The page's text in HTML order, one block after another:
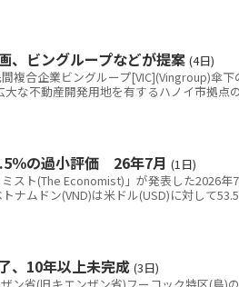
、ビングループなどが提案 (4日)
複合企業ビングループ[VIC](Vingroup)傘下
な不動産開発用地を有するハノイ市拠点
％の過小評価 26年7月 (1日)
スト(The Economist)」が発表した2026年
ナムドン(VND)は米ドル(USD)に対して
、10年以上未完成 (3日)